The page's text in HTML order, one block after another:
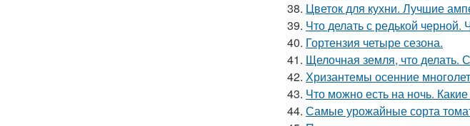
38. Цветок для кухни. Лучшие
39. Что делать с редькой
40. Гортензия четыре сезона.
41. Щелочная земля, что делать.
42. Хризантемы осенние
43. Что можно есть на ночь.
44. Самые урожайные сорта